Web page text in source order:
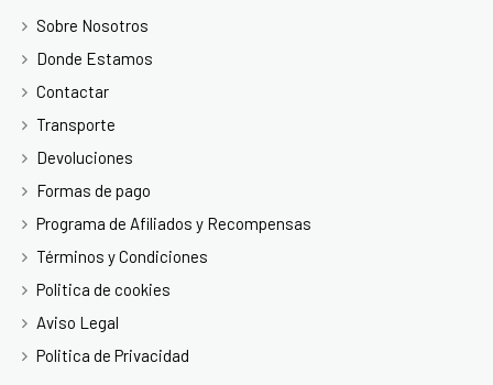
Sobre Nosotros
Donde Estamos
Contactar
Transporte
Devoluciones
Formas de pago
Programa de Afiliados y Recompensas
Términos y Condiciones
Politica de cookies
Aviso Legal
Politica de Privacidad